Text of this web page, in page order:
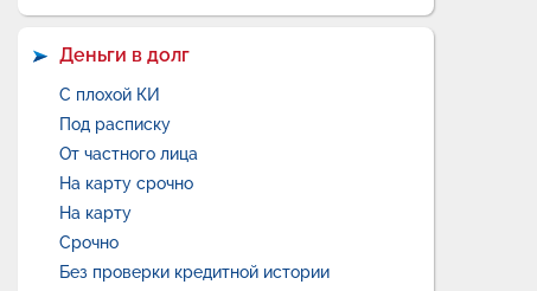
Деньги в долг
С плохой КИ
Под расписку
От частного лица
На карту срочно
На карту
Срочно
Без проверки кредитной истории